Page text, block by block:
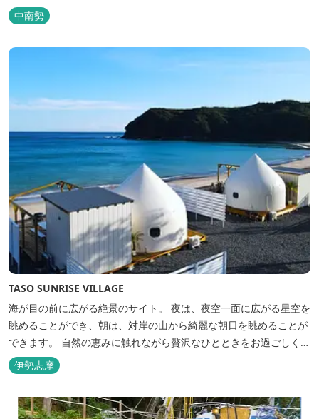
中南勢
TASO SUNRISE VILLAGE
海が目の前に広がる絶景のサイト。 夜は、夜空一面に広がる星空を
眺めることができ、朝は、対岸の山から綺麗な朝日を眺めることが
できます。 自然の恵みに触れながら贅沢なひとときをお過ごしくだ
さい。 ウッドテラスでのバーベキューを楽しむこともでき、BBQ
初心者でも安心のガスBBQ台をご用意しております。 また、海岸
ラックスする...
伊勢志摩